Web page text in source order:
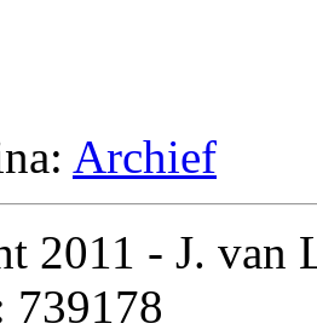
Archief
2011 - J. van
739178